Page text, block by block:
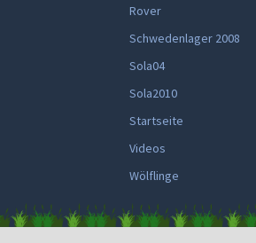
Rover
Schwedenlager 2008
Sola04
Sola2010
Startseite
Videos
Wölflinge